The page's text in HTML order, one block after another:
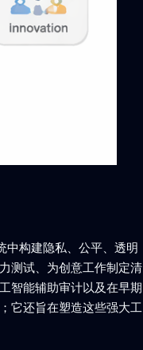
中构建隐私、公平、透明
测试、为创意工作制定清
智能辅助审计以及在早期
它还旨在塑造这些强大工